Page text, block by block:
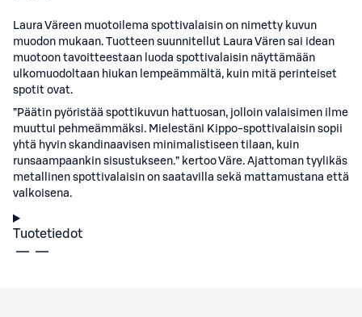
Laura Väreen muotoilema spottivalaisin on nimetty kuvun
muodon mukaan. Tuotteen suunnitellut Laura Vären sai idean
muotoon tavoitteestaan luoda spottivalaisin näyttämään
ulkomuodoltaan hiukan lempeämmältä, kuin mitä perinteiset
spotit ovat.
”Päätin pyöristää spottikuvun hattuosan, jolloin valaisimen ilme
muuttui pehmeämmäksi. Mielestäni Kippo-spottivalaisin sopii
yhtä hyvin skandinaavisen minimalistiseen tilaan, kuin
runsaampaankin sisustukseen.” kertoo Väre. Ajattoman tyylikäs
metallinen spottivalaisin on saatavilla sekä mattamustana että
valkoisena.
Tuotetiedot